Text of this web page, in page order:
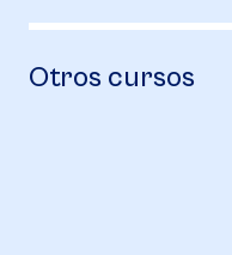
Otros cursos